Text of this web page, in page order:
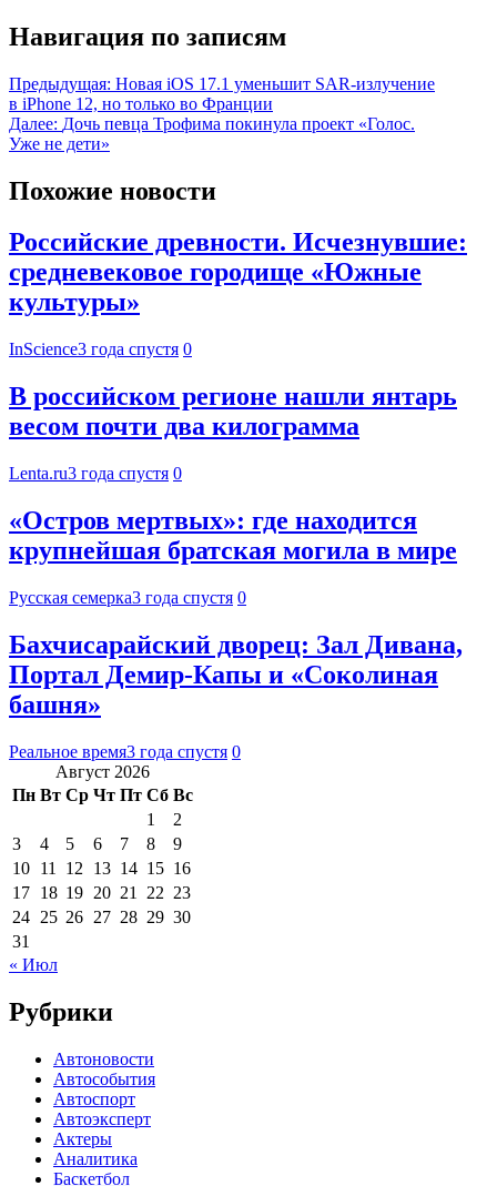
Навигация по записям
Предыдущая: Новая iOS 17.1 уменьшит SAR-излучение
в iPhone 12, но только во Франции
Далее: Дочь певца Трофима покинула проект «Голос.
Уже не дети»
Похожие новости
Российские древности. Исчезнувшие:
средневековое городище «Южные
культуры»
InScience3 года спустя 0
В российском регионе нашли янтарь
весом почти два килограмма
Lenta.ru3 года спустя 0
«Остров мертвых»: где находится
крупнейшая братская могила в мире
Русская семерка3 года спустя 0
Бахчисарайский дворец: Зал Дивана,
Портал Демир-Капы и «Соколиная
башня»
Реальное время3 года спустя 0
Август 2026
Пн Вт Ср Чт Пт Сб Вс
1
2
3
4 5 6 7 8
9
10 11 12 13 14 15 16
17 18 19 20 21 22 23
24 25 26 27 28 29 30
31
« Июл
Рубрики
Автоновости
Автособытия
Автоспорт
Автоэксперт
Актеры
Аналитика
Баскетбол